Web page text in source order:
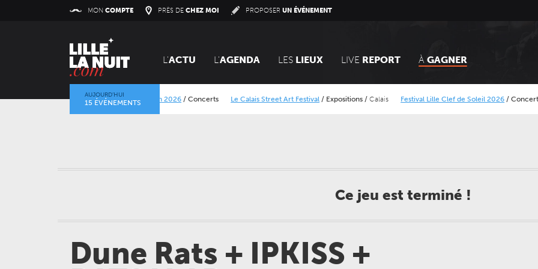
MON COMPTE PRÈS DE CHEZ MOI PROPOSERUN ÉVÉNEMENT
L'ACTU L'AGENDA LES LIEUX LIVE REPORT À GAGNER
AUJOURD’HUI
15 ÉVÉNEMENTS
Lokerse Feesten 2026 /Concerts Le Calais Street Art Festival /Expositions/Calais Festival Lille Clef de Soleil 2026/Concerts/
Ce jeu est terminé !
Dune Rats + IPKISS +